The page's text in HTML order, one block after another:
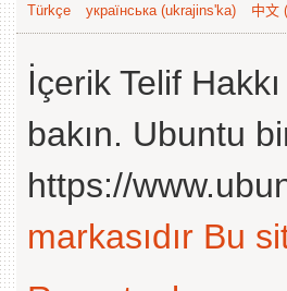
Türkçe
українська (ukrajins'ka) 中文
İçerik Telif
bakın. Ubuntu
https://
markasıdır Bu